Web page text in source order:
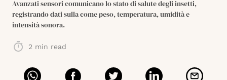
Avanzati sensori comunicano lo stato di salute degli insetti,
registrando dati sulla come peso, temperatura, umidità e
intensità sonora.
2 min read